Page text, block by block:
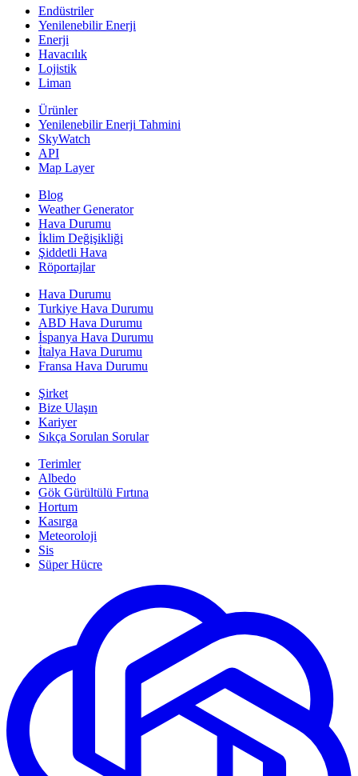
Endüstriler
Yenilenebilir Enerji
Enerji
Havacılık
Lojistik
Liman
Ürünler
Yenilenebilir Enerji Tahmini
SkyWatch
API
Map Layer
Blog
Weather Generator
Hava Durumu
İklim Değişikliği
Şiddetli Hava
Röportajlar
Hava Durumu
Turkiye Hava Durumu
ABD Hava Durumu
İspanya Hava Durumu
İtalya Hava Durumu
Fransa Hava Durumu
Şirket
Bize Ulaşın
Kariyer
Sıkça Sorulan Sorular
Terimler
Albedo
Gök Gürültülü Fırtına
Hortum
Kasırga
Meteoroloji
Sis
Süper Hücre